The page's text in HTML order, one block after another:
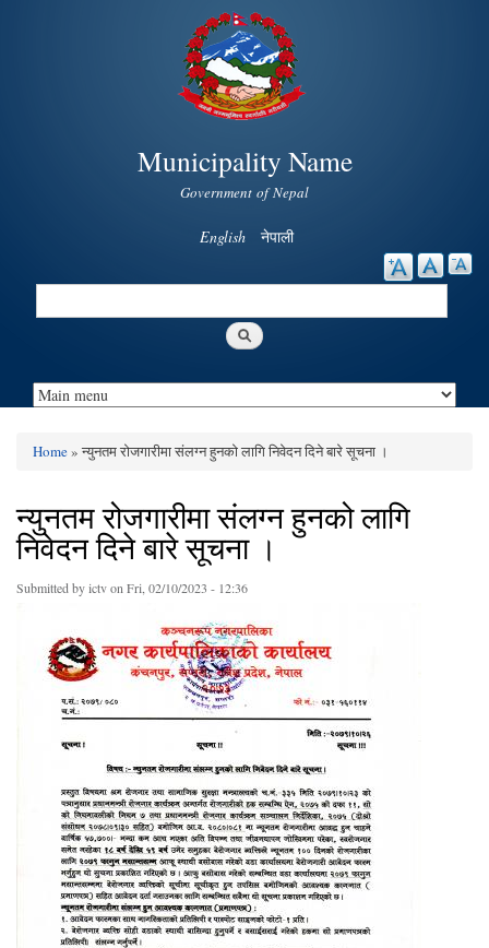
Skip to
main
content
Municipality Name
Government of Nepal
English नेपाली
Search
You are here
Home» न्युनतम रोजगारीमा संलग्न हुनको लागि निवेदन दिने बारे सूचना ।
न्युनतम रोजगारीमा संलग्न हुनको लागि
निवेदन दिने बारे सूचना ।
Submitted byictvon Fri, 02/10/2023 - 12:36